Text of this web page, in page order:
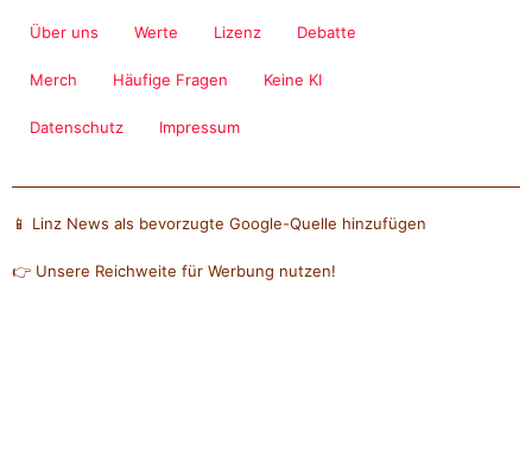
Über uns Werte Lizenz Debatte
Merch Häufige Fragen Keine KI
Datenschutz Impressum
📱 Linz News als bevorzugte Google-Quelle hinzufügen
👉 Unsere Reichweite für Werbung nutzen!